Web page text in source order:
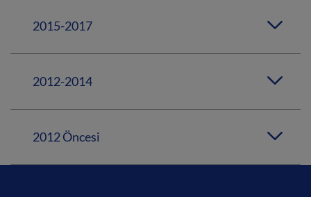
2015-2017
2012-2014
2012 Öncesi